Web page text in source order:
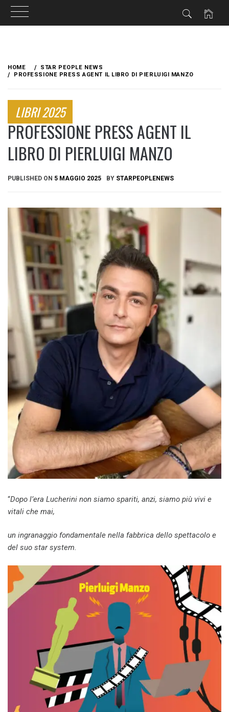
content
HOME
STAR PEOPLE NEWS
PROFESSIONE PRESS AGENT IL LIBRO DI PIERLUIGI MANZO
LIBRI 2025
PROFESSIONE PRESS AGENT IL
LIBRO DI PIERLUIGI MANZO
PUBLISHED ON 5 MAGGIO 2025 BY STARPEOPLENEWS
“Dopo l’era Lucherini non siamo spariti, anzi, siamo più vivi e
vitali che mai,
un ingranaggio fondamentale nella fabbrica dello spettacolo e
del suo star system.